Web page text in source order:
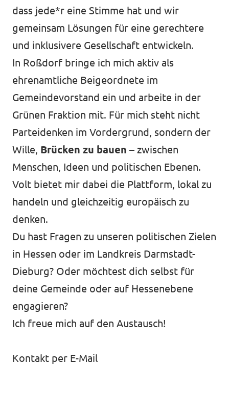
dass jede*r eine Stimme hat und wir
gemeinsam Lösungen für eine gerechtere
und inklusivere Gesellschaft entwickeln.
In Roßdorf bringe ich mich aktiv als
ehrenamtliche Beigeordnete im
Gemeindevorstand ein und arbeite in der
Grünen Fraktion mit. Für mich steht nicht
Parteidenken im Vordergrund, sondern der
Wille, Brücken zu bauen – zwischen
Menschen, Ideen und politischen Ebenen.
Volt bietet mir dabei die Plattform, lokal zu
handeln und gleichzeitig europäisch zu
denken.
Du hast Fragen zu unseren politischen Zielen
in Hessen oder im Landkreis Darmstadt-
Dieburg? Oder möchtest dich selbst für
deine Gemeinde oder auf Hessenebene
engagieren?
Ich freue mich auf den Austausch!
Kontakt per E-Mail